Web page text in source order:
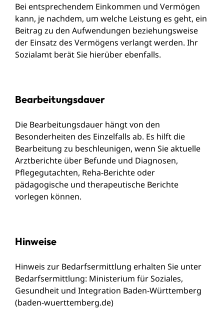
Bei entsprechendem Einkommen und Vermögen
kann, je nachdem, um welche Leistung es geht, ein
Beitrag zu den Aufwendungen beziehungsweise
der Einsatz des Vermögens verlangt werden. Ihr
Sozialamt berät Sie hierüber ebenfalls.
Bearbeitungsdauer
Die Bearbeitungsdauer hängt von den
Besonderheiten des Einzelfalls ab. Es hilft die
Bearbeitung zu beschleunigen, wenn Sie aktuelle
Arztberichte über Befunde und Diagnosen,
Pflegegutachten, Reha-Berichte oder
pädagogische und therapeutische Berichte
vorlegen können.
Hinweise
Hinweis zur Bedarfsermittlung erhalten Sie unter
Bedarfsermittlung: Ministerium für Soziales,
Gesundheit und Integration Baden-Württemberg
(baden-wuerttemberg.de)